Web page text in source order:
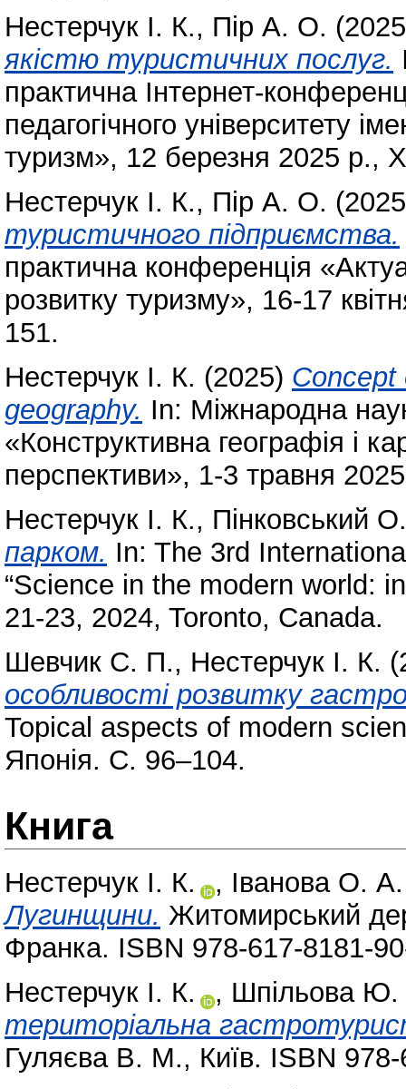
Нестерчук І. К., Пір А. О.
якістю туристичних послуг.
практична Інтернет-
педагогічного університету
туризм», 12 березня 2025 р.,
Нестерчук І. К., Пір А. О.
туристичного підприємства.
практична конференція
розвитку туризму», 16-17
151.
Нестерчук І. К. (2025) Concept
geography. In: Міжнародна
«Конструктивна географія і
перспективи», 1-3 травня
Нестерчук І. К., Пінковський
парком. In: The 3rd
“Science in the modern world:
21-23, 2024, Toronto, Canada.
Шевчик С. П., Нестерчук І. К.
особливості розвитку
Topical aspects of modern
Японія. С. 96–104.
Книга
Нестерчук І. К. , Іванова О. А.
Лугинщини. Житомирський
Франка. ISBN 978-617-8181-
Нестерчук І. К.
, Шпільова
територіальна
Гуляєва В. М., Київ. ISBN